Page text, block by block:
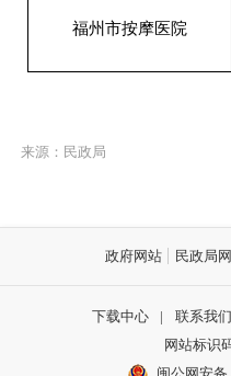
福州市按摩医院
来源：民政局
政府网站 民政局
下载中心 | 联系我们
网站标识